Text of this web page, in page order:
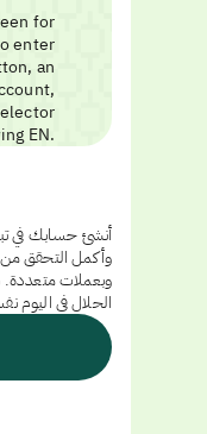
أنشئ حسابك في
وأكمل التحقق
وبعملات متعددة.
الحلال في اليوم